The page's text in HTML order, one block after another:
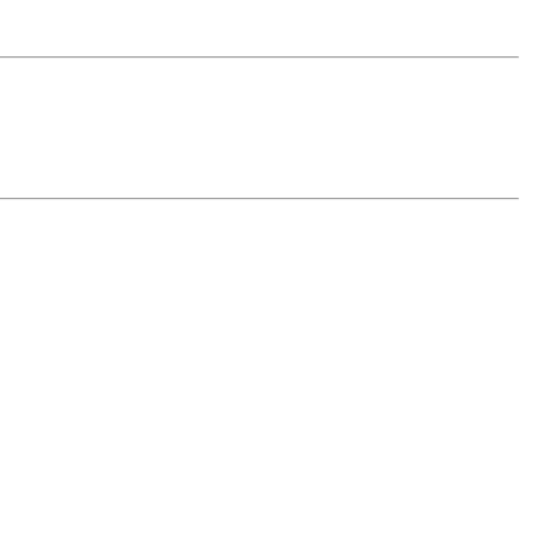
Vipps, Klarna och Google Pay.
debiteras kortet/fakturan.